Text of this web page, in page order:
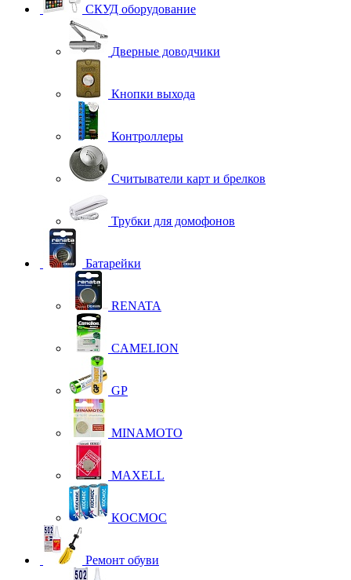
СКУД оборудование
Дверные доводчики
Кнопки выхода
Контроллеры
Считыватели карт и брелков
Трубки для домофонов
Батарейки
RENATA
CAMELION
GP
MINAMOTO
MAXELL
КОСМОС
Ремонт обуви